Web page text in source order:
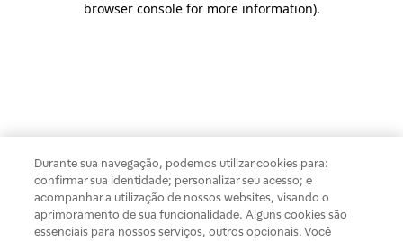
browser console for more information).
Durante sua navegação, podemos utilizar cookies para:
confirmar sua identidade; personalizar seu acesso; e
acompanhar a utilização de nossos websites, visando o
aprimoramento de sua funcionalidade. Alguns cookies são
essenciais para nossos serviços, outros opcionais. Você